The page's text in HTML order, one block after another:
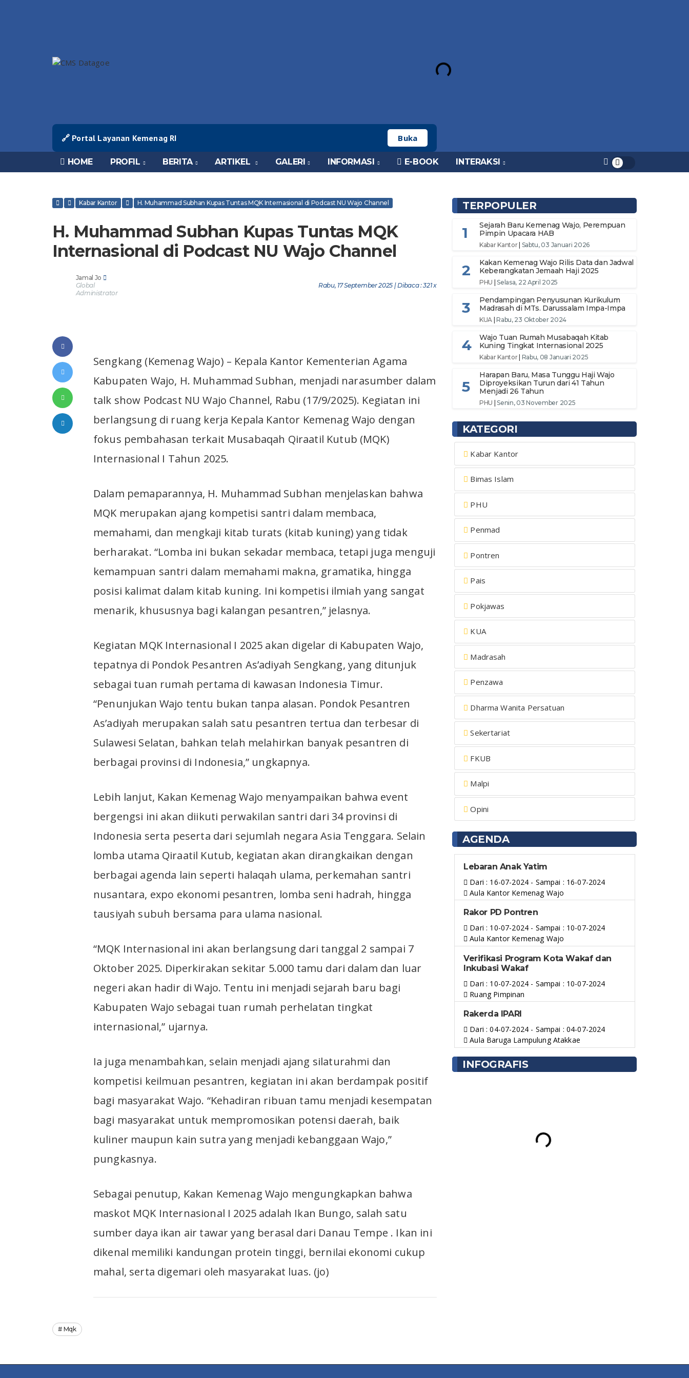
🔗 Portal Layanan Kemenag RI Buka
HOME PROFIL BERITA ARTIKEL GALERI INFORMASI E-BOOK INTERAKSI
Kabar Kantor H. Muhammad Subhan Kupas Tuntas MQK Internasional di Podcast NU Wajo Channel
H. Muhammad Subhan Kupas Tuntas MQK
Internasional di Podcast NU Wajo Channel
Jamal Jo
Global
Administrator
Rabu, 17 September 2025 | Dibaca : 321 x
Sengkang (Kemenag Wajo) – Kepala Kantor Kementerian Agama
Kabupaten Wajo, H. Muhammad Subhan, menjadi narasumber dalam
talk show Podcast NU Wajo Channel, Rabu (17/9/2025). Kegiatan ini
berlangsung di ruang kerja Kepala Kantor Kemenag Wajo dengan
fokus pembahasan terkait Musabaqah Qiraatil Kutub (MQK)
Internasional I Tahun 2025.
Dalam pemaparannya, H. Muhammad Subhan menjelaskan bahwa
MQK merupakan ajang kompetisi santri dalam membaca,
memahami, dan mengkaji kitab turats (kitab kuning) yang tidak
berharakat. “Lomba ini bukan sekadar membaca, tetapi juga menguji
kemampuan santri dalam memahami makna, gramatika, hingga
posisi kalimat dalam kitab kuning. Ini kompetisi ilmiah yang sangat
menarik, khususnya bagi kalangan pesantren,” jelasnya.
Kegiatan MQK Internasional I 2025 akan digelar di Kabupaten Wajo,
tepatnya di Pondok Pesantren As’adiyah Sengkang, yang ditunjuk
sebagai tuan rumah pertama di kawasan Indonesia Timur.
“Penunjukan Wajo tentu bukan tanpa alasan. Pondok Pesantren
As’adiyah merupakan salah satu pesantren tertua dan terbesar di
Sulawesi Selatan, bahkan telah melahirkan banyak pesantren di
berbagai provinsi di Indonesia,” ungkapnya.
Lebih lanjut, Kakan Kemenag Wajo menyampaikan bahwa event
bergengsi ini akan diikuti perwakilan santri dari 34 provinsi di
Indonesia serta peserta dari sejumlah negara Asia Tenggara. Selain
lomba utama Qiraatil Kutub, kegiatan akan dirangkaikan dengan
berbagai agenda lain seperti halaqah ulama, perkemahan santri
nusantara, expo ekonomi pesantren, lomba seni hadrah, hingga
tausiyah subuh bersama para ulama nasional.
“MQK Internasional ini akan berlangsung dari tanggal 2 sampai 7
Oktober 2025. Diperkirakan sekitar 5.000 tamu dari dalam dan luar
negeri akan hadir di Wajo. Tentu ini menjadi sejarah baru bagi
Kabupaten Wajo sebagai tuan rumah perhelatan tingkat
internasional,” ujarnya.
Ia juga menambahkan, selain menjadi ajang silaturahmi dan
kompetisi keilmuan pesantren, kegiatan ini akan berdampak positif
bagi masyarakat Wajo. “Kehadiran ribuan tamu menjadi kesempatan
bagi masyarakat untuk mempromosikan potensi daerah, baik
kuliner maupun kain sutra yang menjadi kebanggaan Wajo,”
pungkasnya.
Sebagai penutup, Kakan Kemenag Wajo mengungkapkan bahwa
maskot MQK Internasional I 2025 adalah Ikan Bungo, salah satu
sumber daya ikan air tawar yang berasal dari Danau Tempe . Ikan ini
dikenal memiliki kandungan protein tinggi, bernilai ekonomi cukup
mahal, serta digemari oleh masyarakat luas. (jo)
Mqk
TERPOPULER
1
Sejarah Baru Kemenag Wajo, Perempuan
Pimpin Upacara HAB
Kabar Kantor| Sabtu, 03 Januari 2026
2
Kakan Kemenag Wajo Rilis Data dan Jadwal
Keberangkatan Jemaah Haji 2025
PHU |Selasa, 22 April 2025
3
Pendampingan Penyusunan Kurikulum
Madrasah di MTs. Darussalam Impa-Impa
KUA |Rabu, 23 Oktober 2024
4
Wajo Tuan Rumah Musabaqah Kitab
Kuning Tingkat Internasional 2025
Kabar Kantor| Rabu, 08 Januari 2025
5
Harapan Baru, Masa Tunggu Haji Wajo
Diproyeksikan Turun dari 41 Tahun
Menjadi 26 Tahun
PHU |Senin, 03 November 2025
KATEGORI
Kabar Kantor
Bimas Islam
PHU
Penmad
Pontren
Pais
Pokjawas
KUA
Madrasah
Penzawa
Dharma Wanita Persatuan
Sekertariat
FKUB
Malpi
Opini
AGENDA
Lebaran Anak Yatim
Dari : 16-07-2024 - Sampai : 16-07-2024
Aula Kantor Kemenag Wajo
Rakor PD Pontren
Dari : 10-07-2024 - Sampai : 10-07-2024
Aula Kantor Kemenag Wajo
Verifikasi Program Kota Wakaf dan
Inkubasi Wakaf
Dari : 10-07-2024 - Sampai : 10-07-2024
Ruang Pimpinan
Rakerda IPARI
Dari : 04-07-2024 - Sampai : 04-07-2024
Aula Baruga Lampulung Atakkae
INFOGRAFIS